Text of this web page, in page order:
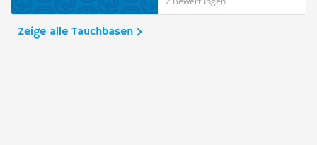
Zeige alle Tauchbasen